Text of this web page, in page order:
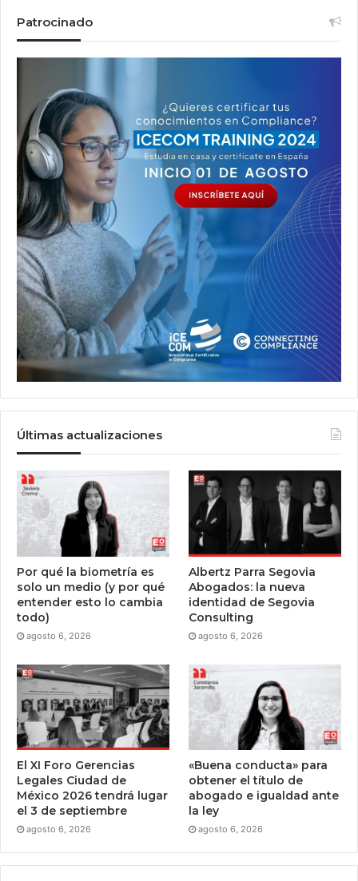
Patrocinado
Últimas actualizaciones
Por qué la biometría es
solo un medio (y por qué
entender esto lo cambia
todo)
agosto 6, 2026
Albertz Parra Segovia
Abogados: la nueva
identidad de Segovia
Consulting
agosto 6, 2026
El XI Foro Gerencias
Legales Ciudad de
México 2026 tendrá lugar
el 3 de septiembre
agosto 6, 2026
«Buena conducta» para
obtener el título de
abogado e igualdad ante
la ley
agosto 6, 2026